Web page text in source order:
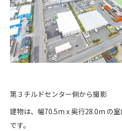
第３チルドセンター側から撮影
建物は、幅70.5m x 奥行28.0m の
です。